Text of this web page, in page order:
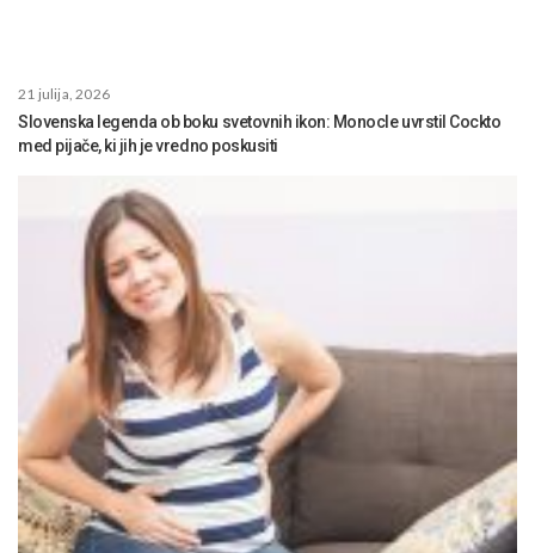
21 julija, 2026
Slovenska legenda ob boku svetovnih ikon: Monocle uvrstil Cockto
med pijače, ki jih je vredno poskusiti